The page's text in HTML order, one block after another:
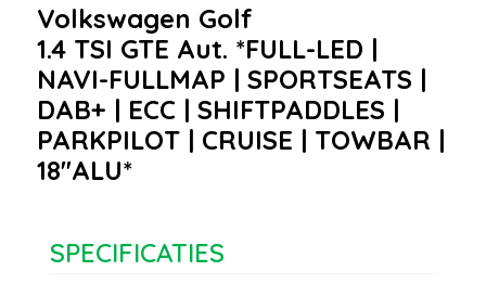
Volkswagen Golf
1.4 TSI GTE Aut. *FULL-LED |
NAVI-FULLMAP | SPORTSEATS |
DAB+ | ECC | SHIFTPADDLES |
PARKPILOT | CRUISE | TOWBAR |
18''ALU*
SPECIFICATIES